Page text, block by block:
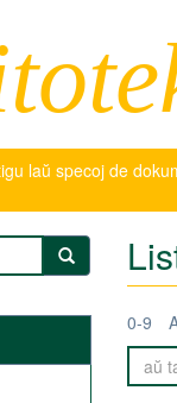
laŭ specoj de
0-9